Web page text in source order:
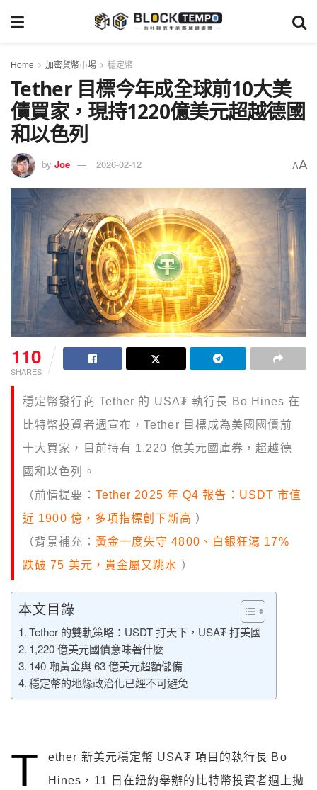
Home 加密貨幣市場 穩定幣
Tether 目標今年成全球前10大美
債買家，現持1220億美元超越德國
和以色列
by Joe 2026-02-12 AA
110
SHARES
穩定幣發行商 Tether 的 USA₮ 執行長 Bo Hines 在
比特幣投資者週宣布，Tether 目標成為美國國債前
十大買家，目前持有 1,220 億美元國庫券，超越德
國和以色列。
（前情提要： Tether 2025 年 Q4 報告：USDT 市值
近 1900 億，多項指標創下新高 ）
（背景補充： 黃金一度失守 4800、白銀狂瀉 17%
跌破 75 美元，貴金屬又跳水 ）
本文目錄
Tether 的雙軌策略：USDT 打天下，USA₮ 打美國
1,220 億美元國債意味著什麼
140 噸黃金與 63 億美元超額儲備
穩定幣的地緣政治化已經不可避免
T
ether 新美元穩定幣 USA₮ 項目的執行長 Bo
Hines，11 日在紐約舉辦的比特幣投資者週上拋